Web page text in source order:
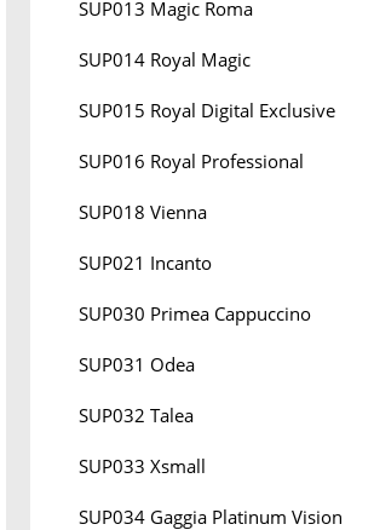
SUP013 Magic Roma
SUP014 Royal Magic
SUP015 Royal Digital Exclusive
SUP016 Royal Professional
SUP018 Vienna
SUP021 Incanto
SUP030 Primea Cappuccino
SUP031 Odea
SUP032 Talea
SUP033 Xsmall
SUP034 Gaggia Platinum Vision